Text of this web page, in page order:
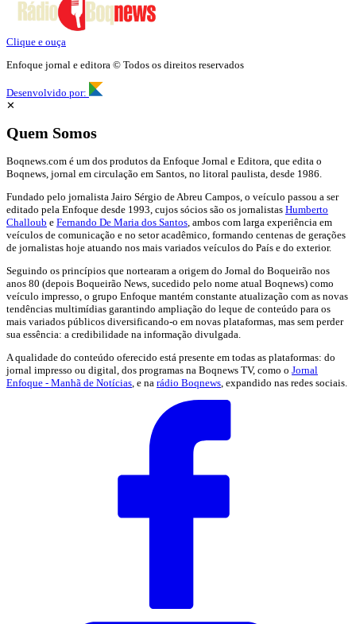
Clique e ouça
Enfoque jornal e editora © Todos os direitos reservados
Desenvolvido por:
✕
Quem Somos
Boqnews.com é um dos produtos da Enfoque Jornal e Editora, que edita o
Boqnews, jornal em circulação em Santos, no litoral paulista, desde 1986.
Fundado pelo jornalista Jairo Sérgio de Abreu Campos, o veículo passou a ser
editado pela Enfoque desde 1993, cujos sócios são os jornalistas Humberto
Challoub e Fernando De Maria dos Santos, ambos com larga experiência em
veículos de comunicação e no setor acadêmico, formando centenas de gerações
de jornalistas hoje atuando nos mais variados veículos do País e do exterior.
Seguindo os princípios que nortearam a origem do Jornal do Boqueirão nos
anos 80 (depois Boqueirão News, sucedido pelo nome atual Boqnews) como
veículo impresso, o grupo Enfoque mantém constante atualização com as novas
tendências multimídias garantindo ampliação do leque de conteúdo para os
mais variados públicos diversificando-o em novas plataformas, mas sem perder
sua essência: a credibilidade na informação divulgada.
A qualidade do conteúdo oferecido está presente em todas as plataformas: do
jornal impresso ou digital, dos programas na Boqnews TV, como o Jornal
Enfoque - Manhã de Notícias, e na rádio Boqnews, expandido nas redes sociais.